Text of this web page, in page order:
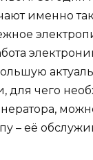
именно
для чего
– её